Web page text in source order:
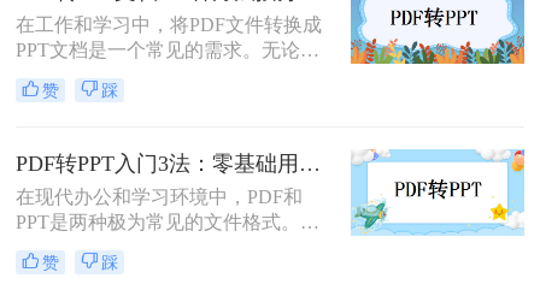
在工作和学习中，将PDF文件转换成
PPT文档是一个常见的需求。无论是
为了制作演示文稿、提取内容还是重
新排版，掌握几种有效的转换方法都
ppt文档呢？本文将介绍三种常用的
PDF转PPT的方法，帮助您轻松完成
PDF到PPT的转换。
赞 踩
PDF转PPT入门3法：零基础用户的操作要点和注意事项！
在现代办公和学习环境中，PDF和
PPT是两种极为常见的文件格式。
PDF因其固定格式的特点而受到广泛
欢迎，尤其适合用于合同、学术论文
赞 踩